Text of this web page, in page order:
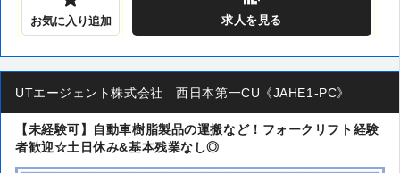
お気に入り追加 求人 を見る
UTエージェント株式会社 西日本第一CU《JAHE1-PC》
【未経験可】自動車樹脂製品の運搬など！フォークリフト経験
者歓迎☆土日休み&基本残業なし◎